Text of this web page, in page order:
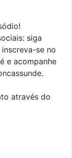
siga
se no
e acompanhe
através do